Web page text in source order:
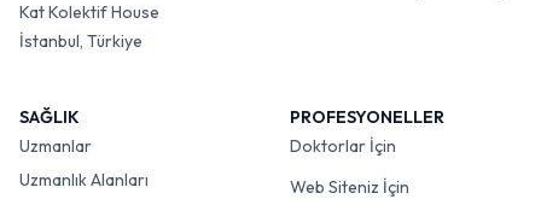
Kat Kolektif House
İstanbul, Türkiye
SAĞLIK
Uzmanlar
Uzmanlık Alanları
PROFESYONELLER
Doktorlar İçin
Web Siteniz İçin